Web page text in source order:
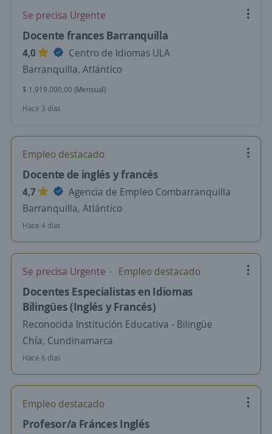
Se precisa Urgente
Docente frances Barranquilla
4,0
Centro de Idiomas ULA
Barranquilla, Atlántico
$ 1.919.000,00 (Mensual)
Hace 3 días
Empleo destacado
Docente de inglés y francés
4,7
Agencia de Empleo Combarranquilla
Barranquilla, Atlántico
Hace 4 días
Se precisa Urgente Empleo destacado
Docentes Especialistas en Idiomas
Bilingües (Inglés y Francés)
Reconocida Institución Educativa - Bilingüe
Chía, Cundinamarca
Hace 6 días
Empleo destacado
Profesor/a Fránces Inglés